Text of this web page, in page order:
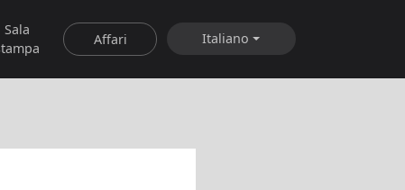
Sala
Affari Italiano